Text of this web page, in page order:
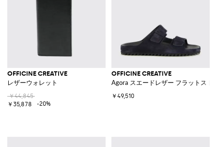
OFFICINE CREATIVE
レザーウォレット
￥44,845
￥35,878
-20%
OFFICINE CREATIVE
Agora スエードレザー フラットスト
￥49,510